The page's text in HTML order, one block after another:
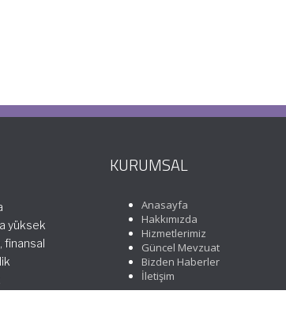
yüksek
finansal
KURUMSAL
Anasayfa
Hakkımızda
Hizmetlerimiz
Güncel Mevzuat
Bizden Haberler
İletişim